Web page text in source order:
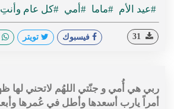
#عيد الأم #ماما #أمي #كل عام وأنتِ
فيسبوك تويتر
‏ربي هي أُمي و جنّتي اللهُم لاتحني لها
أمراً يارب أسعدها وأطل في عُمرها